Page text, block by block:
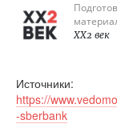
XX2 век
Источники:
https://
-sberbank